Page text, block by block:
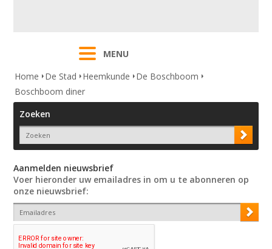
MENU
Home
De Stad Heemkunde
De Boschboom
Boschboom diner
Zoeken
Aanmelden nieuwsbrief
Voer hieronder uw emailadres in om u te abonneren op
onze nieuwsbrief: